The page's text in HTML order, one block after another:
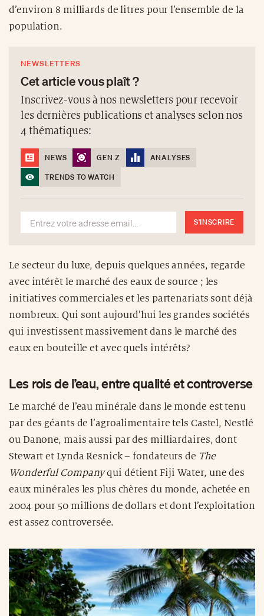
d’environ 8 milliards de litres pour l’ensemble de la
population.
NEWSLETTERS
Cet article vous plaît ?
Inscrivez-vous à nos newsletters pour recevoir
les dernières publications et analyses selon nos
4 thématiques:
NEWS GEN Z
ANALYSES
TRENDS TO WATCH
S'INSCRIRE
Le secteur du luxe, depuis quelques années, regarde
avec intérêt le marché des eaux de source ; les
initiatives commerciales et les partenariats sont déjà
nombreux. Qui sont aujourd’hui les grandes sociétés
qui investissent massivement dans le marché des
eaux en bouteille et avec quels intérêts?
Les rois de l’eau, entre qualité et controverse
Le marché de l’eau minérale dans le monde est tenu
par des géants de l’agroalimentaire tels Castel, Nestlé
ou Danone, mais aussi par des milliardaires, dont
Stewart et Lynda Resnick – fondateurs de The
Wonderful Companyqui détient Fiji Water, une des
eaux minérales les plus chères du monde, achetée en
2004 pour 50 millions de dollars et dont l’exploitation
est assez controversée.